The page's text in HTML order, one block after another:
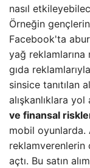
nasıl
Örneğin
Facebook'ta
yağ reklamlarına
gıda
sinsice tanıtılan
alışkanlıklara
ve finansal
mobil oyunlarda.
reklamverenlerin
açtı. Bu satın